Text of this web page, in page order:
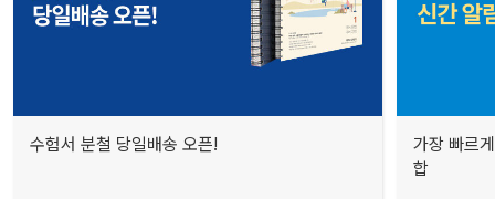
수험서 분철 당일배송 오픈!
가장 빠르
합